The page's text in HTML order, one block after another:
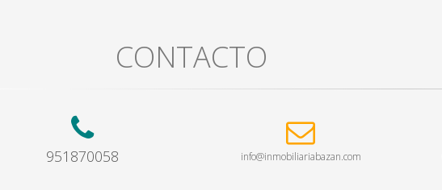
CONTACTO
951870058 info@inmobiliariabazan.com